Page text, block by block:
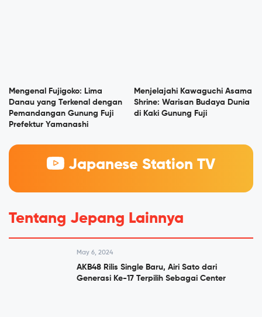
Mengenal Fujigoko: Lima
Danau yang Terkenal dengan
Pemandangan Gunung Fuji
Prefektur Yamanashi
Menjelajahi Kawaguchi Asama
Shrine: Warisan Budaya Dunia
di Kaki Gunung Fuji
Japanese Station TV
Tentang Jepang Lainnya
May 6, 2024
AKB48 Rilis Single Baru, Airi Sato dari
Generasi Ke-17 Terpilih Sebagai Center